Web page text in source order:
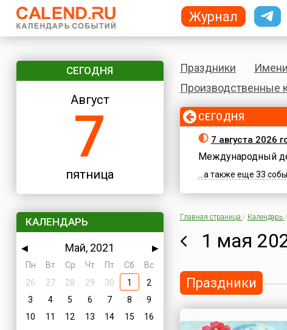
СЕГОДНЯ
Август
7
пятница
КАЛЕНДАРЬ
◀ Май, 2021
▶
Пн
Вт Ср Чт Пт Сб
Вс
26
27 28 29 30 1
2
3
4 5 6 7 8
9
10
11 12 13 14 15
16
Праздники
Производственные
СЕГОДНЯ
7 августа 2026
Международный
...а также еще 33
Главная страница / Календарь /
1 мая
Праздники
Журнал